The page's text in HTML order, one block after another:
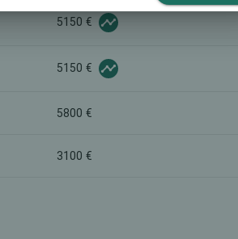
5150 €
5150 €
5800 €
3100 €